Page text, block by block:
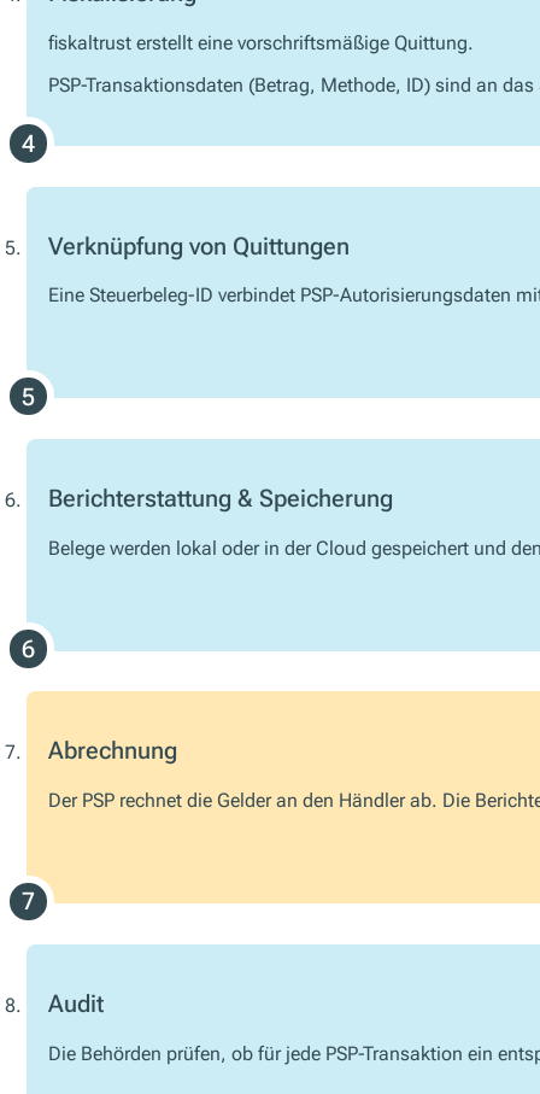
fiskaltrust erstellt eine vorschriftsmäßige Quittung.
PSP-Transaktionsdaten (Betrag, Methode, ID) sind an
Verknüpfung von Quittungen
Eine Steuerbeleg-ID verbindet PSP-Autorisierungsdaten
Berichterstattung & Speicherung
Belege werden lokal oder in der Cloud gespeichert und
Abrechnung
Der PSP rechnet die Gelder an den Händler ab. Die
Audit
Die Behörden prüfen, ob für jede PSP-Transaktion ein